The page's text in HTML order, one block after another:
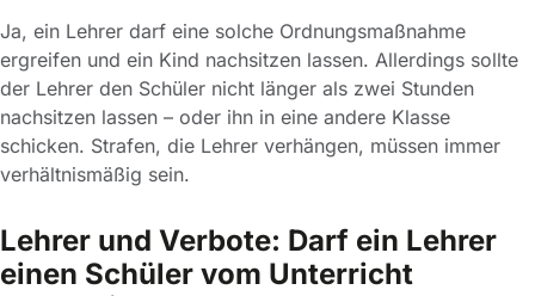
Ja, ein Lehrer darf eine solche Ordnungsmaßnahme
ergreifen und ein Kind nachsitzen lassen. Allerdings sollte
der Lehrer den Schüler nicht länger als zwei Stunden
nachsitzen lassen – oder ihn in eine andere Klasse
schicken. Strafen, die Lehrer verhängen, müssen immer
verhältnismäßig sein.
Lehrer und Verbote: Darf ein Lehrer
einen Schüler vom Unterricht